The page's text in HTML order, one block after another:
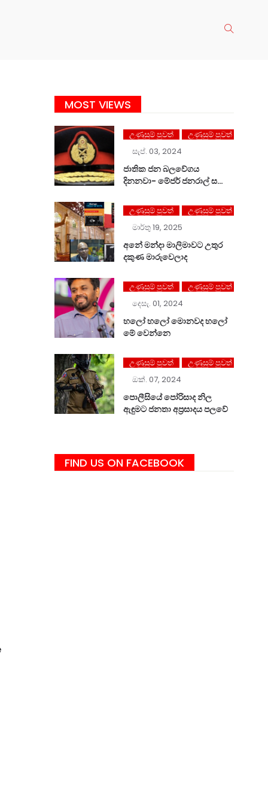
MOST VIEWS
උණුසුම් පුවත්
උණුසුම් පුවත්
සැප්. 03, 2024
ජාතික ජන බලවේගය
දිනනවා- මේජර් ජනරාල් සලේ
උණුසුම් පුවත්
උණුසුම් පුවත්
මාර්තු 19, 2025
අනේ මන්දා මාලිමාවට උතුර
දකුණ මාරුවෙලාද
උණුසුම් පුවත්
උණුසුම් පුවත්
දෙසැ. 01, 2024
හලෝ ⁣හලෝ මොනවද හලෝ
මේ වෙන්නෙ
උණුසුම් පුවත්
උණුසුම් පුවත්
ඔක්. 07, 2024
පොලීසියේ පෝරිසාද නිල
ඇඳුමට ජනතා අප්‍රසාදය පලවේ
FIND US ON FACEBOOK